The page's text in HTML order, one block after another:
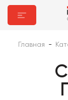
Главная -